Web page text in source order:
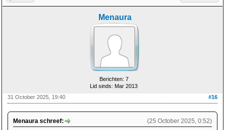
Menaura
Berichten: 7
Lid sinds: Mar 2013
#16
31 October 2025, 19:40
(25 October 2025, 0:52)
Menaura schreef: